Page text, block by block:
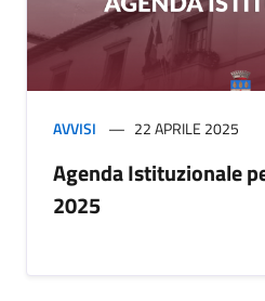
AVVISI 22 APRILE 2025
Agenda Istituzionale
2025